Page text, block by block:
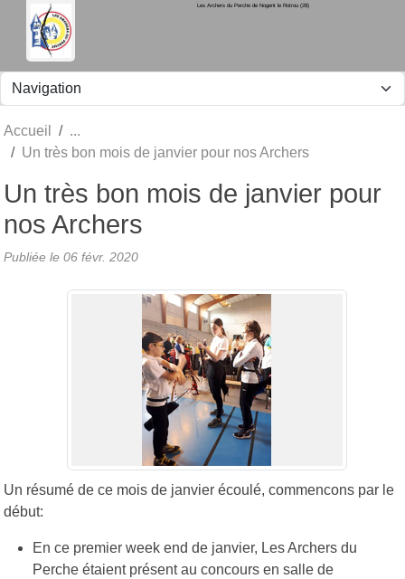
Les Archers du Perche de Nogent le Rotrou (28)
Accueil
Un très bon mois de janvier pour nos Archers
Un très bon mois de janvier pour
nos Archers
Publiée le 06 févr. 2020
Un résumé de ce mois de janvier écoulé, commencons par le
début:
En ce premier week end de janvier, Les Archers du
Perche étaient présent au concours en salle de
Panneau de gestion des cookies